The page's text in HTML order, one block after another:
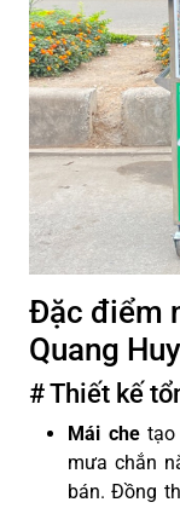
Đặc điểm
Quang Huy
# Thiết kế
Mái chetạo
mưa chắn
bán. Đồng